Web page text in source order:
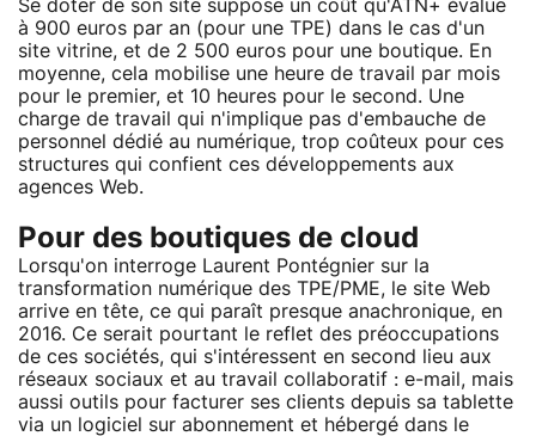
Se doter de son site suppose un coût qu'ATN+ évalue
à 900 euros par an (pour une TPE) dans le cas d'un
site vitrine, et de 2 500 euros pour une boutique. En
moyenne, cela mobilise une heure de travail par mois
pour le premier, et 10 heures pour le second. Une
charge de travail qui n'implique pas d'embauche de
personnel dédié au numérique, trop coûteux pour ces
structures qui confient ces développements aux
agences Web.
Pour des boutiques de cloud
Lorsqu'on interroge Laurent Pontégnier sur la
transformation numérique des TPE/PME, le site Web
arrive en tête, ce qui paraît presque anachronique, en
2016. Ce serait pourtant le reflet des préoccupations
de ces sociétés, qui s'intéressent en second lieu aux
réseaux sociaux et au travail collaboratif : e-mail, mais
aussi outils pour facturer ses clients depuis sa tablette
via un logiciel sur abonnement et hébergé dans le